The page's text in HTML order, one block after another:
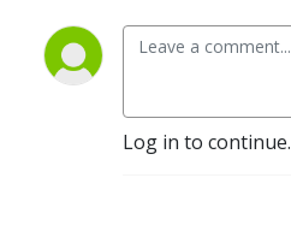
Log in to continue.